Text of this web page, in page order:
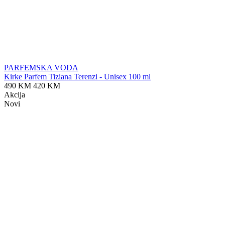
PARFEMSKA VODA
Kirke Parfem Tiziana Terenzi - Unisex 100 ml
490 KM 420 KM
Akcija
Novi